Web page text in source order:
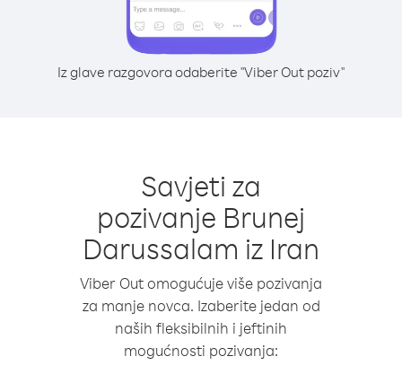
Iz glave razgovora odaberite "Viber Out poziv"
Savjeti za
pozivanje Brunej
Darussalam iz Iran
Viber Out omogućuje više pozivanja
za manje novca. Izaberite jedan od
naših fleksibilnih i jeftinih
mogućnosti pozivanja: